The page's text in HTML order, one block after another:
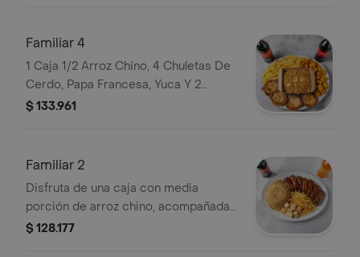
Familiar 4
1 Caja 1/2 Arroz Chino, 4 Chuletas De
Cerdo, Papa Francesa, Yuca Y 2
Gaseosas 1.5 Lt.
$ 133.961
Familiar 2
Disfruta de una caja con media
porción de arroz chino, acompañada
de 8 costillas jugosas, papas a la
$ 128.177